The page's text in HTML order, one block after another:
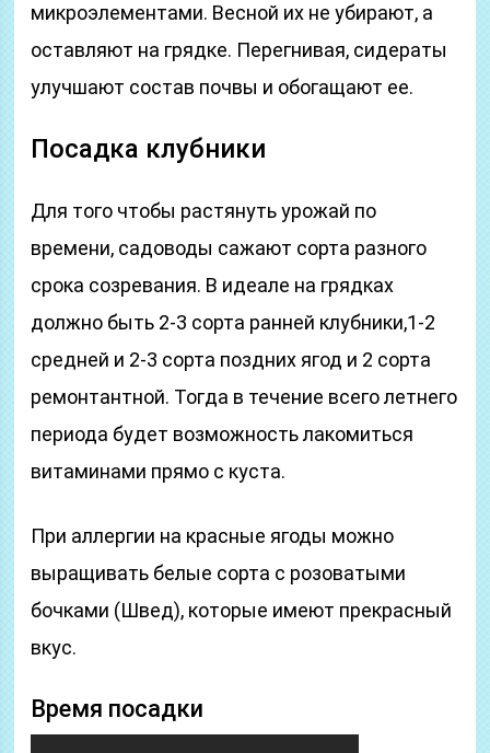
микроэлементами. Весной их не убирают, а
оставляют на грядке. Перегнивая, сидераты
улучшают состав почвы и обогащают ее.
Посадка клубники
Для того чтобы растянуть урожай по
времени, садоводы сажают сорта разного
срока созревания. В идеале на грядках
должно быть 2-3 сорта ранней клубники,1-2
средней и 2-3 сорта поздних ягод и 2 сорта
ремонтантной. Тогда в течение всего летнего
периода будет возможность лакомиться
витаминами прямо с куста.
При аллергии на красные ягоды можно
выращивать белые сорта с розоватыми
бочками (Швед), которые имеют прекрасный
вкус.
Время посадки